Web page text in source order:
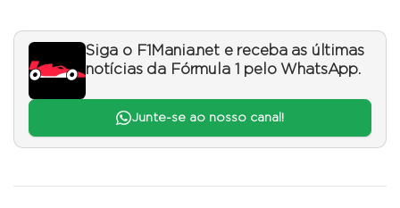
Siga o F1Mania.net e receba as últimas
notícias da Fórmula 1 pelo WhatsApp.
Junte-se ao nosso canal!